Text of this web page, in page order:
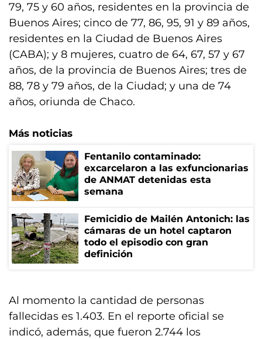
79, 75 y 60 años, residentes en la provincia de
Buenos Aires; cinco de 77, 86, 95, 91 y 89 años,
residentes en la Ciudad de Buenos Aires
(CABA); y 8 mujeres, cuatro de 64, 67, 57 y 67
años, de la provincia de Buenos Aires; tres de
88, 78 y 79 años, de la Ciudad; y una de 74
años, oriunda de Chaco.
Más noticias
Fentanilo contaminado:
excarcelaron a las exfuncionarias
de ANMAT detenidas esta
semana
Femicidio de Mailén Antonich: las
cámaras de un hotel captaron
todo el episodio con gran
definición
Al momento la cantidad de personas
fallecidas es 1.403. En el reporte oficial se
indicó, además, que fueron 2.744 los